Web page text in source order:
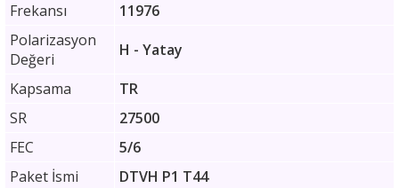
Frekansı
11976
Polarizasyon
Değeri
H - Yatay
Kapsama
TR
SR
27500
FEC
5/6
Paket İsmi
DTVH P1 T44